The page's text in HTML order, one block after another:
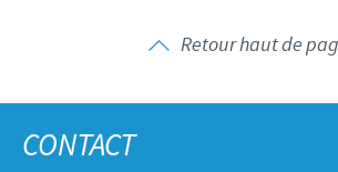
Retour haut de
CONTACT